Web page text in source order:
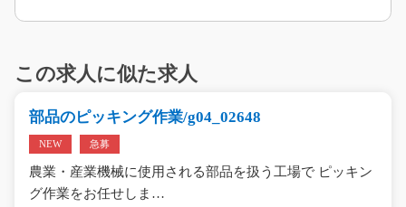
この求人に似た求人
部品のピッキング作業/g04_02648
NEW 急募
農業・産業機械に使用される部品を扱う工場で ピッキン
グ作業をお任せしま…